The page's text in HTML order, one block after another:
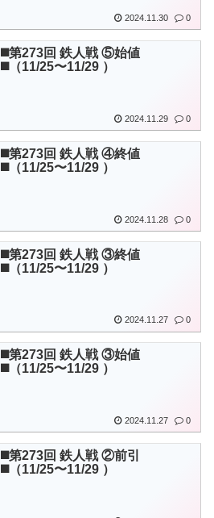
2024.11.30 0
◼️第273回 鉄人戦 ⑤始値
◼️（11/25〜11/29 ）
2024.11.29 0
◼️第273回 鉄人戦 ④終値
◼️（11/25〜11/29 ）
2024.11.28 0
◼️第273回 鉄人戦 ③終値
◼️（11/25〜11/29 ）
2024.11.27 0
◼️第273回 鉄人戦 ③始値
◼️（11/25〜11/29 ）
2024.11.27 0
◼️第273回 鉄人戦 ②前引
◼️（11/25〜11/29 ）